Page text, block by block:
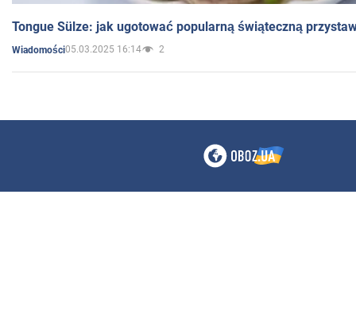
Tongue Sülze: jak ugotować popularną świąteczną
Wiadomości05.03.2025 16:14 2